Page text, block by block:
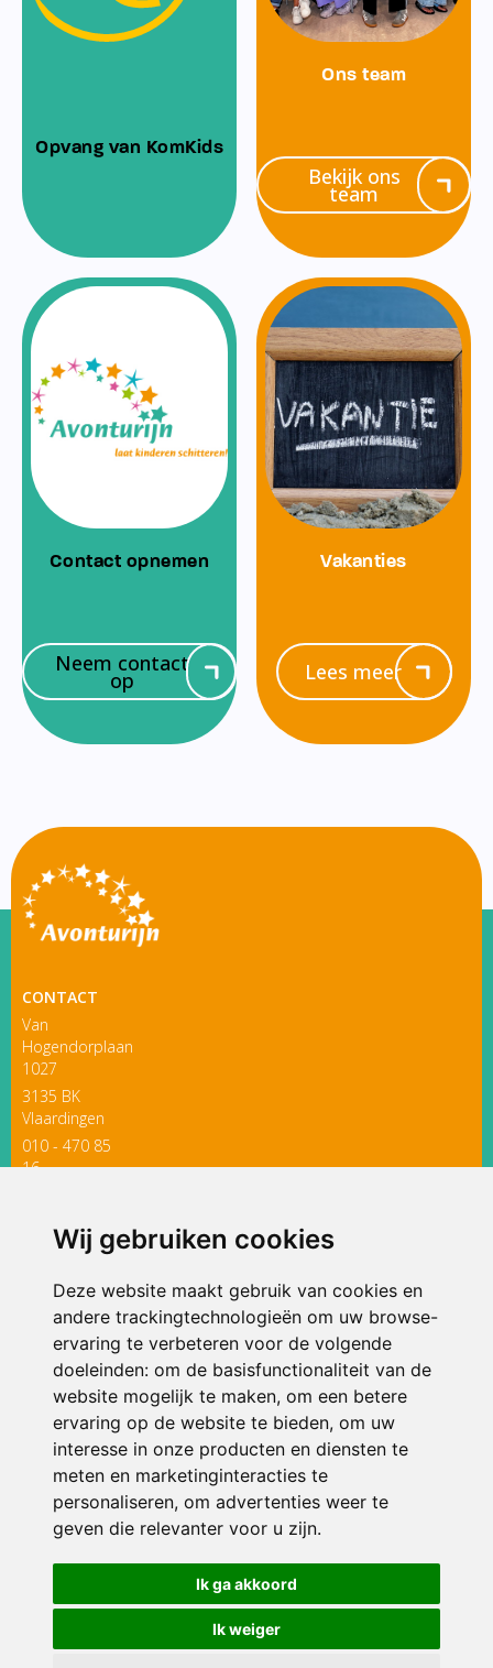
Wij gebruiken cookies
Deze website maakt gebruik van cookies en
andere trackingtechnologieën om uw browse-
ervaring te verbeteren voor de volgende
doeleinden: om de basisfunctionaliteit van de
website mogelijk te maken, om een betere
ervaring op de website te bieden, om uw
interesse in onze producten en diensten te
meten en marketinginteracties te
personaliseren, om advertenties weer te
geven die relevanter voor u zijn.
Ik ga akkoord
Ik weiger
Opvang van KomKids
Ons team
Bekijk ons
team
Contact opnemen
Neem contact
op
Vakanties
Lees meer
CONTACT
Van
Hogendorplaan
1027
3135 BK
Vlaardingen
010 - 470 85
16
ONDERDEEL VAN
© 2026 Avonturijn | Alle rechten voorbehouden
Privacy policy|Disclaimer| Klachtenregeling|RSIN en Anbi
voorkeuren
Crealisatie The MindOffice